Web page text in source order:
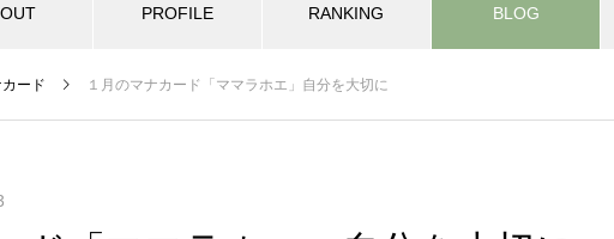
PROFILE RANKING BLOG
ピストブログ ハワイの教え ロミロミサロン
鳥山ハワイフェステ
！
り返ってみました
最近の記事
2024.11.08
ード １月のマナカード「ママラホエ」自分を大切に